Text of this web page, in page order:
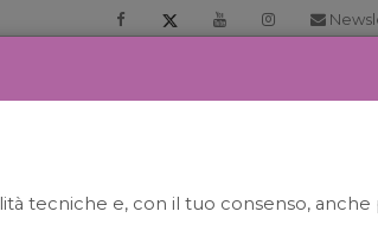
tecniche e, con il tuo consenso,